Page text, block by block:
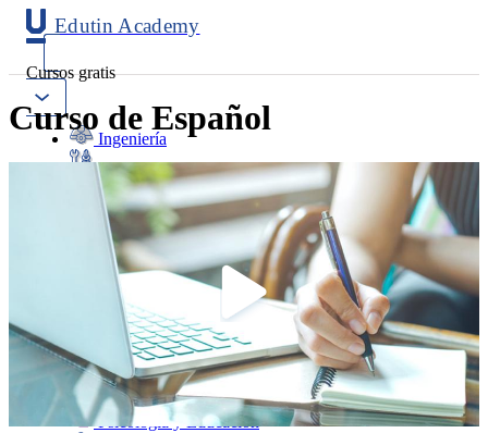
Edutin Academy
Cursos gratis
Ingeniería
Mantenimiento
Software
Diseño
Negocios
Salud
Programación
Marketing
Idiomas
Deporte
Psicología y Educación
Curso de Español